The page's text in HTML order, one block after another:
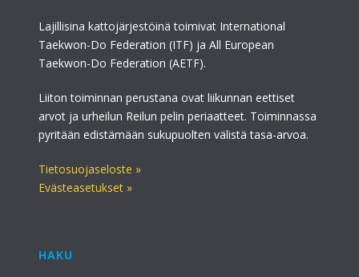
Lajillisina kattojärjestöinä toimivat International
Taekwon-Do Federation (ITF) ja All European
Taekwon-Do Federation (AETF).
Liiton toiminnan perustana ovat liikunnan eettiset
arvot ja urheilun Reilun pelin periaatteet. Toiminnassa
pyritään edistämään sukupuolten välistä tasa-arvoa.
Tietosuojaseloste »
Evästeasetukset »
HAKU